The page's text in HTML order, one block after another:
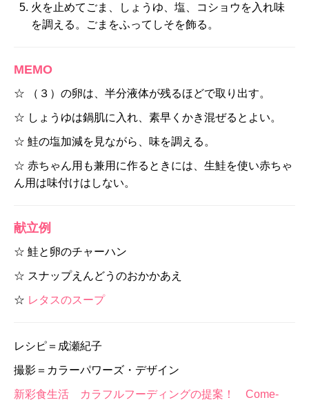
火を止めてごま、しょうゆ、塩、コショウを入れ味
を調える。ごまをふってしそを飾る。
MEMO
☆ （３）の卵は、半分液体が残るほどで取り出す。
☆ しょうゆは鍋肌に入れ、素早くかき混ぜるとよい。
☆ 鮭の塩加減を見ながら、味を調える。
☆ 赤ちゃん用も兼用に作るときには、生鮭を使い赤ちゃ
ん用は味付けはしない。
献立例
☆ 鮭と卵のチャーハン
☆ スナップえんどうのおかかあえ
☆ レタスのスープ
レシピ＝成瀬紀子
撮影＝カラーパワーズ・デザイン
新彩食生活 カラフルフーディングの提案！ Come-